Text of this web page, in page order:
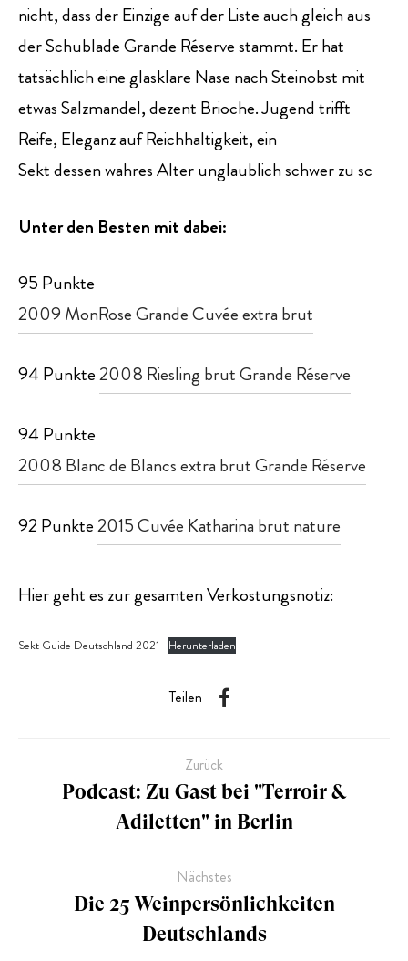
nicht, dass der Einzige auf der Liste auch gleich aus
der Schublade Grande Réserve stammt. Er hat
tatsächlich eine glasklare Nase nach Steinobst mit
etwas Salzmandel, dezent Brioche. Jugend trifft
Reife, Eleganz auf Reichhaltigkeit, ein
Sekt dessen wahres Alter unglaublich schwer zu sc
Unter den Besten mit dabei:
95 Punkte
2009 MonRose Grande Cuvée extra brut
94 Punkte2008 Riesling brut Grande Réserve
94 Punkte
2008 Blanc de Blancs extra brut Grande Réserve
92 Punkte2015 Cuvée Katharina brut nature
Hier geht es zur gesamten Verkostungsnotiz:
Sekt Guide Deutschland 2021 Herunterladen
Teilen
Zurück
Podcast: Zu Gast bei "Terroir &
Adiletten" in Berlin
Nächstes
Die 25 Weinpersönlichkeiten
Deutschlands